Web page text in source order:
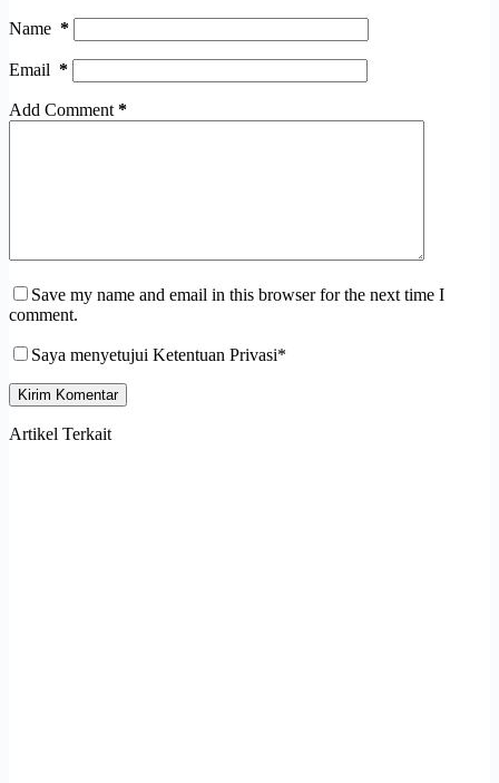
Name *
Email *
Add Comment *
Save my name and email in this browser for the next time I
comment.
Saya menyetujui Ketentuan Privasi*
Kirim Komentar
Artikel Terkait